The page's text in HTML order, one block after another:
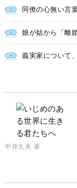
同僚の心無い言
娘が姑から「離
義実家について
中井久夫 著